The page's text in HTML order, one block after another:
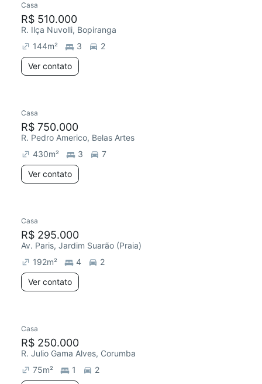
Casa
R$ 510.000
R. Ilça Nuvolli, Bopiranga
144m² 3
2
Ver contato
Casa
R$ 750.000
R. Pedro Americo, Belas Artes
430m² 3
7
Ver contato
Chegou este mês
Casa
R$ 295.000
Av. Paris, Jardim Suarão (Praia)
192m² 4
2
Ver contato
Chegou este mês
Casa
R$ 250.000
R. Julio Gama Alves, Corumba
75m² 1
2